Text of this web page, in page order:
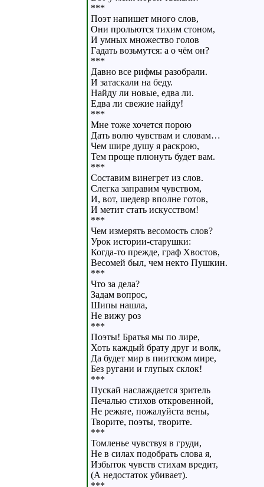
***
Поэт напишет много слов,
Они прольются тихим стоном,
И умных множество голов
Гадать возьмутся: а о чём он?
***
Давно все рифмы разобрали.
И затаскали на беду.
Найду ли новые, едва ли.
Едва ли свежие найду!
***
Мне тоже хочется порою
Дать волю чувствам и словам…
Чем шире душу я раскрою,
Тем проще плюнуть будет вам.
***
Составим винегрет из слов.
Слегка заправим чувством,
И, вот, шедевр вполне готов,
И метит стать искусством!
***
Чем измерять весомость слов?
Урок истории-старушки:
Когда-то прежде, граф Хвостов,
Весомей был, чем некто Пушкин.
***
Что за дела?
Задам вопрос,
Шипы нашла,
Не вижу роз
***
Поэты! Братья мы по лире,
Хоть каждый брату друг и волк,
Да будет мир в пиитском мире,
Без ругани и глупых склок!
***
Пускай наслаждается зритель
Печалью стихов откровенной,
Не режьте, пожалуйста вены,
Творите, поэты, творите.
***
Томленье чувствуя в груди,
Не в силах подобрать слова я,
Избыток чувств стихам вредит,
(А недостаток убивает).